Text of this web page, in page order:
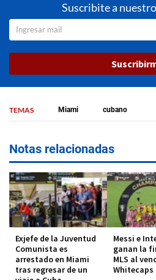
Suscribite a
TEMAS Miami cubano
Notas relacionadas
Exjefe de la Juventud
Comunista es
arrestado en Miami
tras regresar de un
Messi e
ganan la
MLS al
Whitecaps